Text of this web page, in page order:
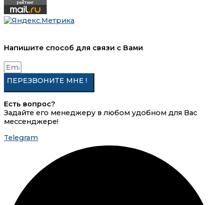
Напишите способ для связи с Вами
ПЕРЕЗВОНИТЕ МНЕ !
Есть вопрос?
Задайте его менеджеру в любом удобном для Вас
мессенджере!
Telegram